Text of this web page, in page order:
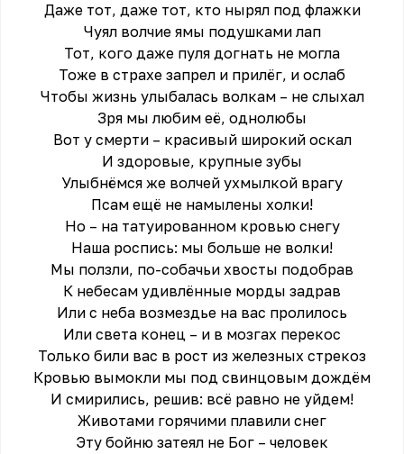
Даже тот, даже тот, кто нырял под флажки
Чуял волчие ямы подушками лап
Тот, кого даже пуля догнать не могла
Тоже в страхе запрел и прилёг, и ослаб
Чтобы жизнь улыбалась волкам – не слыхал
Зря мы любим её, однолюбы
Вот у смерти – красивый широкий оскал
И здоровые, крупные зубы
Улыбнёмся же волчей ухмылкой врагу
Псам ещё не намылены холки!
Но – на татуированном кровью снегу
Наша роспись: мы больше не волки!
Мы ползли, по-собачьи хвосты подобрав
К небесам удивлённые морды задрав
Или с неба возмездье на вас пролилось
Или света конец – и в мозгах перекос
Только били вас в рост из железных стрекоз
Кровью вымокли мы под свинцовым дождём
И смирились, решив: всё равно не уйдем!
Животами горячими плавили снег
Эту бойню затеял не Бог – человек